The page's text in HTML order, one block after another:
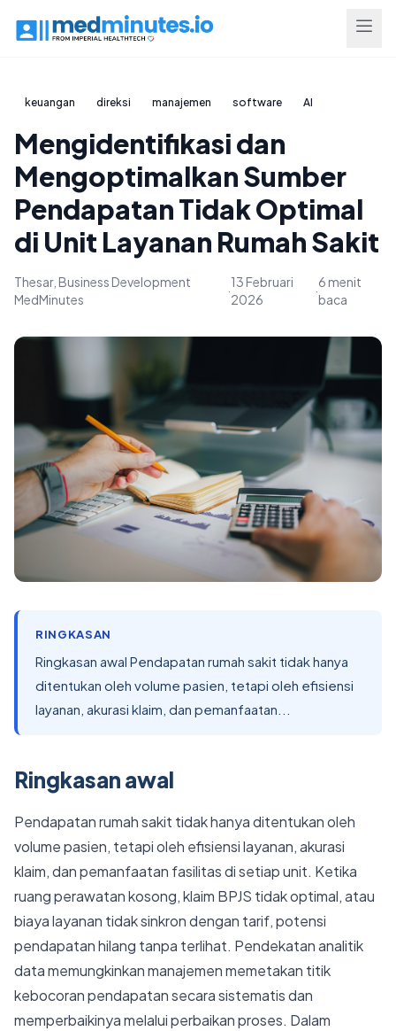
keuangan direksi manajemen software AI
Mengidentifikasi dan
Mengoptimalkan Sumber
Pendapatan Tidak Optimal
di Unit Layanan Rumah Sakit
Thesar, Business Development
MedMinutes
·
13 Februari
2026
·
6 menit
baca
RINGKASAN
Ringkasan awal Pendapatan rumah sakit tidak hanya
ditentukan oleh volume pasien, tetapi oleh efisiensi
layanan, akurasi klaim, dan pemanfaatan...
Ringkasan awal
Pendapatan rumah sakit tidak hanya ditentukan oleh
volume pasien, tetapi oleh efisiensi layanan, akurasi
klaim, dan pemanfaatan fasilitas di setiap unit. Ketika
ruang perawatan kosong, klaim BPJS tidak optimal, atau
biaya layanan tidak sinkron dengan tarif, potensi
pendapatan hilang tanpa terlihat. Pendekatan analitik
data memungkinkan manajemen memetakan titik
kebocoran pendapatan secara sistematis dan
memperbaikinya melalui perbaikan proses. Dalam